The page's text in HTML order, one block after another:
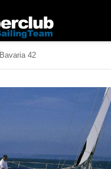
Bavaria 42